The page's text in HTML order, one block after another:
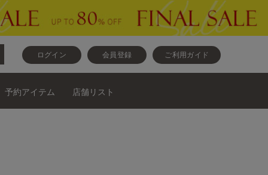
ログイン 会員登録 ご利用ガイド
予約アイテム 店舗リスト